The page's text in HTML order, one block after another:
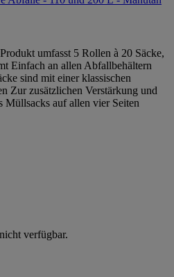
umfasst 5 Rollen à 20 Säcke,
Einfach an allen Abfallbehältern
sind mit einer klassischen
Zur zusätzlichen Verstärkung und
Müllsacks auf allen vier Seiten
verfügbar.